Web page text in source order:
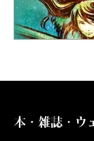
本・雑誌・ウ